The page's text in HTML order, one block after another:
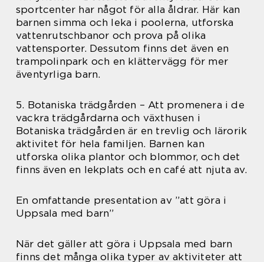
sportcenter har något för alla åldrar. Här kan
barnen simma och leka i poolerna, utforska
vattenrutschbanor och prova på olika
vattensporter. Dessutom finns det även en
trampolinpark och en klättervägg för mer
äventyrliga barn.
5. Botaniska trädgården – Att promenera i de
vackra trädgårdarna och växthusen i
Botaniska trädgården är en trevlig och lärorik
aktivitet för hela familjen. Barnen kan
utforska olika plantor och blommor, och det
finns även en lekplats och en café att njuta av.
En omfattande presentation av ”att göra i
Uppsala med barn”
När det gäller att göra i Uppsala med barn
finns det många olika typer av aktiviteter att